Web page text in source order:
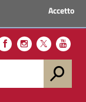
Accetto